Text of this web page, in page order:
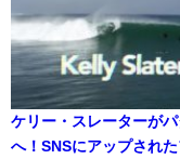
ケリー・スレーターが
へ！SNSにアップされ